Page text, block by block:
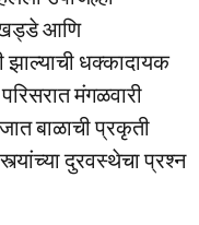
खड्डे आणि
झाल्याची धक्कादायक
मंगळवारी
बाळाची प्रकृती
दुरवस्थेचा प्रश्न